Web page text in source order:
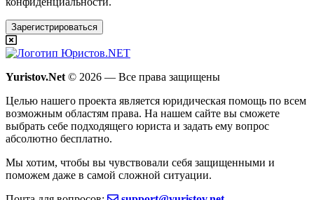
Зарегистрироваться
Yuristov.Net © 2026 — Все права защищены
Целью нашего проекта является юридическая помощь по всем
возможным областям права. На нашем сайте вы сможете
выбрать себе подходящего юриста и задать ему вопрос
абсолютно бесплатно.
Мы хотим, чтобы вы чувствовали себя защищенными и
поможем даже в самой сложной ситуации.